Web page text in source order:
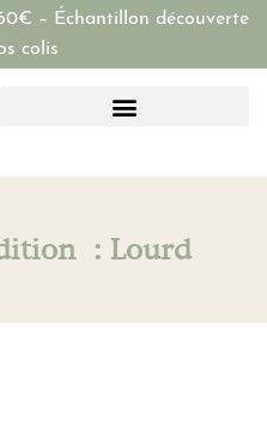
– Échantillon découverte
colis
: Lourd